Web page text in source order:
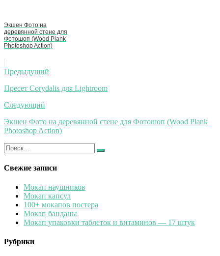
Экшен Фото на
деревянной стене для
Фотошоп (Wood Plank
Photoshop Action)
Навигация
по
записям
Предыдущий
Пресет Corydalis для Lightroom
Следующий
Экшен Фото на деревянной стене для Фотошоп (Wood Plank
Photoshop Action)
Искать:
Найти
Свежие записи
Мокап наушников
Мокап капсул
100+ мокапов постера
Мокап банданы
Мокап упаковки таблеток и витаминов — 17 штук
Рубрики